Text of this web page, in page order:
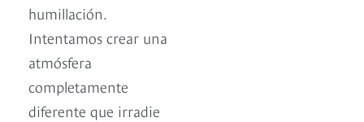
humillación.
Intentamos crear una
atmósfera
completamente
diferente que irradie